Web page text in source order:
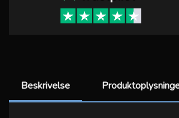
Beskrivelse